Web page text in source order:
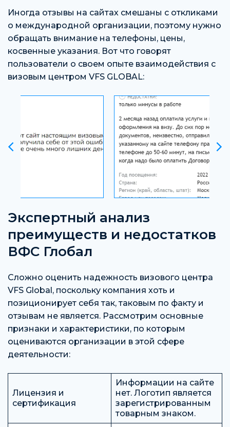
Иногда отзывы на сайтах смешаны с откликами
о международной организации, поэтому нужно
обращать внимание на телефоны, цены,
косвенные указания. Вот что говорят
пользователи о своем опыте взаимодействия с
визовым центром VFS GLOBAL:
Экспертный анализ
преимуществ и недостатков
ВФС Глобал
Сложно оценить надежность визового центра
VFS Global, поскольку компания хоть и
позиционирует себя так, таковым по факту и
отзывам не является. Рассмотрим основные
признаки и характеристики, по которым
оцениваются организации в этой сфере
деятельности:
Лицензия и
сертификация
Информации на сайте
нет. Логотип является
зарегистрированным
товарным знаком.